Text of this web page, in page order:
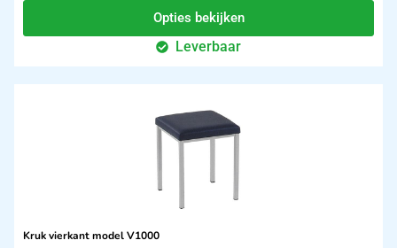
Opties bekijken
Leverbaar
Kruk vierkant model V1000